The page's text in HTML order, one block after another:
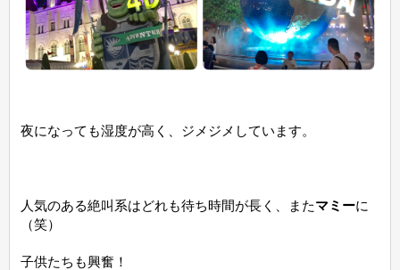
夜になっても湿度が高く、ジメジメしています。
人気のある絶叫系はどれも待ち時間が長く、またマミーに
（笑）
子供たちも興奮！